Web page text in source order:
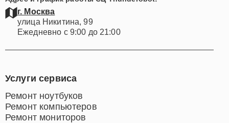
г. Москва
улица Никитина, 99
Ежедневно с 9:00 до 21:00
Услуги сервиса
Ремонт ноутбуков
Ремонт компьютеров
Ремонт мониторов